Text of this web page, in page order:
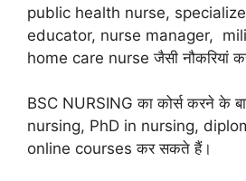
public health nurse,
educator, nurse manager,
home care nurse जैसी नौकरियां
BSC NURSING का कोर्स करने के
nursing, PhD in nursing,
online courses कर सकते हैं।